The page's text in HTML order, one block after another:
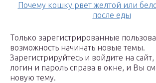
Почему кошку рвет желтой или
после еды
Только зарегистрированные
возможность начинать новые темы.
Зарегистрируйтесь и войдите на
логин и пароль справа в окне, и Вы
новую тему.